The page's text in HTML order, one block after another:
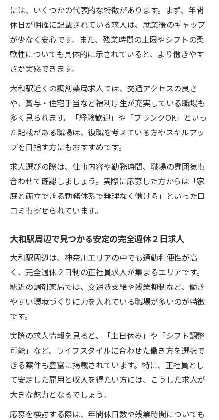
には、いくつかの代表的な特徴があります。まず、年間
休日が明確に記載されている求人は、就業後のギャップ
が少なく安心です。また、残業時間の上限やシフトの柔
軟性についても具体的に示されていると、より働きやす
さが実感できます。
大和駅近くの調剤薬局求人では、交通アクセスの良さ
や、賞与・住宅手当など福利厚生が充実している職場も
多く見られます。「経験歓迎」や「ブランクOK」といっ
た記載がある職場は、復職を考えている方やスキルアッ
プを目指す方にもおすすめです。
求人選びの際は、仕事内容や勤務時間、職場の雰囲気も
合わせて確認しましょう。実際に応募した方からは「家
庭と両立できる勤務体系で無理なく働ける」といった口
コミも寄せられています。
大和駅周辺で見つかる安定の完全週休２日求人
大和駅周辺は、神奈川エリアの中でも通勤利便性が高
く、完全週休２日制の正社員求人が集まるエリアです。
駅近の調剤薬局では、交通費支給や残業抑制など、働き
やすい環境づくりに力を入れている職場が多いのが特徴
です。
実際の求人情報を見ると、「土日休み」や「シフト調整
可能」など、ライフスタイルに合わせた働き方を選択で
きる案件も豊富に掲載されています。特に、正社員とし
て安定した雇用と収入を得たい方には、こうした求人が
大きな魅力となるでしょう。
応募を検討する際は、年間休日数や残業時間についても